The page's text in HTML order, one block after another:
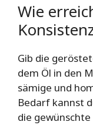
Wie
Gib die
dem Öl in den
sämige und
Bedarf kannst
die